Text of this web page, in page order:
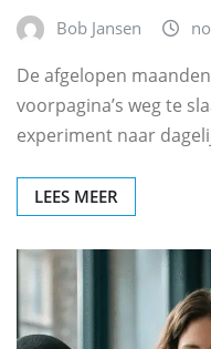
Bob Jansen
De afgelopen
voorpagina’s weg te
experiment naar
LEES MEER